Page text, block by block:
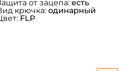
от зацепа: есть
крючка: одинарный
FLP